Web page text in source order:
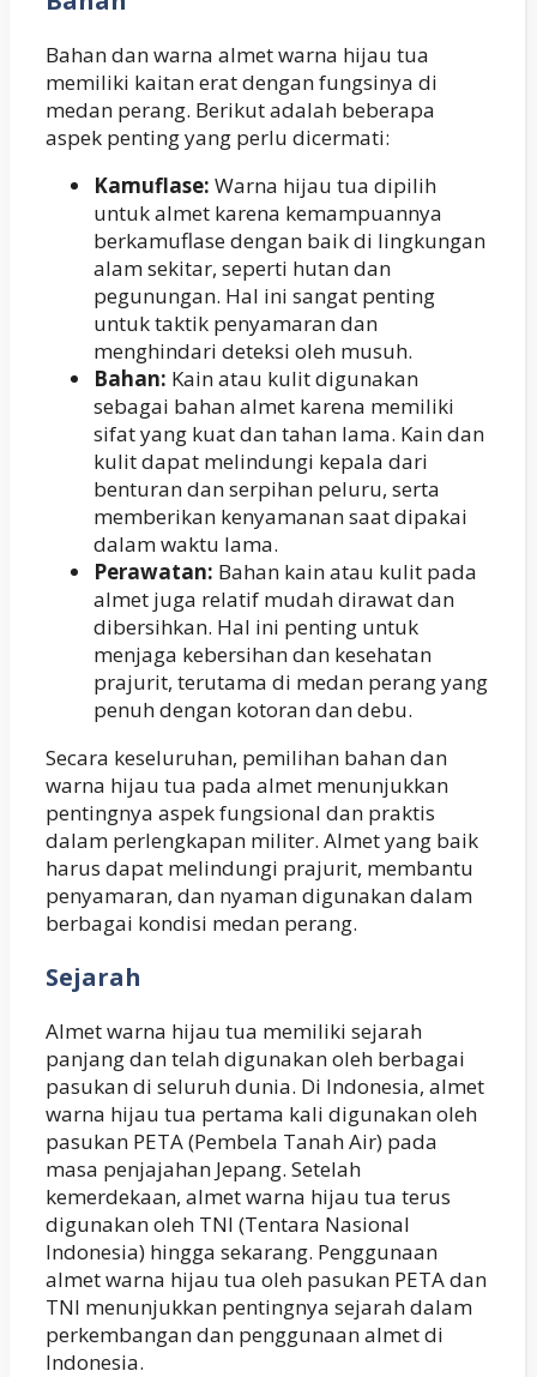
Bahan dan warna almet warna hijau tua
memiliki kaitan erat dengan fungsinya di
medan perang. Berikut adalah beberapa
aspek penting yang perlu dicermati:
Kamuflase: Warna hijau tua dipilih
untuk almet karena kemampuannya
berkamuflase dengan baik di lingkungan
alam sekitar, seperti hutan dan
pegunungan. Hal ini sangat penting
untuk taktik penyamaran dan
menghindari deteksi oleh musuh.
Bahan: Kain atau kulit digunakan
sebagai bahan almet karena memiliki
sifat yang kuat dan tahan lama. Kain dan
kulit dapat melindungi kepala dari
benturan dan serpihan peluru, serta
memberikan kenyamanan saat dipakai
dalam waktu lama.
Perawatan: Bahan kain atau kulit pada
almet juga relatif mudah dirawat dan
dibersihkan. Hal ini penting untuk
menjaga kebersihan dan kesehatan
prajurit, terutama di medan perang yang
penuh dengan kotoran dan debu.
Secara keseluruhan, pemilihan bahan dan
warna hijau tua pada almet menunjukkan
pentingnya aspek fungsional dan praktis
dalam perlengkapan militer. Almet yang baik
harus dapat melindungi prajurit, membantu
penyamaran, dan nyaman digunakan dalam
berbagai kondisi medan perang.
Sejarah
Almet warna hijau tua memiliki sejarah
panjang dan telah digunakan oleh berbagai
pasukan di seluruh dunia. Di Indonesia, almet
warna hijau tua pertama kali digunakan oleh
pasukan PETA (Pembela Tanah Air) pada
masa penjajahan Jepang. Setelah
kemerdekaan, almet warna hijau tua terus
digunakan oleh TNI (Tentara Nasional
Indonesia) hingga sekarang. Penggunaan
almet warna hijau tua oleh pasukan PETA dan
TNI menunjukkan pentingnya sejarah dalam
perkembangan dan penggunaan almet di
Indonesia.